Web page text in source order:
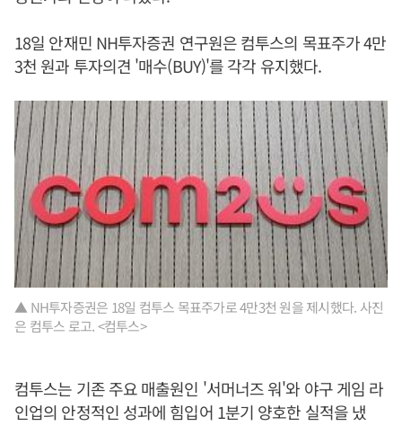
18일 안재민 NH투자증권 연구원은 컴투스의 목표주가 4만
3천 원과 투자의견 '매수(BUY)'를 각각 유지했다.
▲ NH투자증권은 18일 컴투스 목표주가로 4만3천 원을 제시했다. 사진
은 컴투스 로고. <컴투스>
컴투스는 기존 주요 매출원인 '서머너즈 워'와 야구 게임 라
인업의 안정적인 성과에 힘입어 1분기 양호한 실적을 냈